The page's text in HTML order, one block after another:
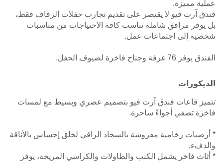
عملية مميزة.
فندق آرت فيو لا يقتصر على تقديم تجارب حفلات الزفاف فقط،
بل يوفر مرافق شاملة تناسب كافة الاحتياجات من مناسبات
شخصية إلى اجتماعات عمل.
الفندق يوفر 76 غرفة وجناح فاخرة لضيوف الحفل.
الديكورات
تتميز قاعات فندق آرت فيو بتصميم عصري وبسيط مع لمسات
فاخرة تضفي أجواءً ساحرة.
* أرضيات رخامية مفروشة بالسجاد الراقي لخلق إحساس بالأناقة
والدفء.
* أثاث فاخر يشمل الكنب والطاولات والكراسي المريحة، يوفر